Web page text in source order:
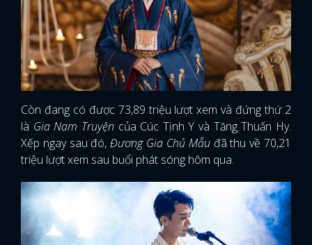
Còn đang có được 73,89 triệu lượt xem và đứng thứ 2
là Gia Nam Truyện của Cúc Tịnh Y và Tăng Thuấn Hy.
Xếp ngay sau đó,Đương Gia Chủ Mẫuđã thu về 70,21
triệu lượt xem sau buổi phát sóng hôm qua.